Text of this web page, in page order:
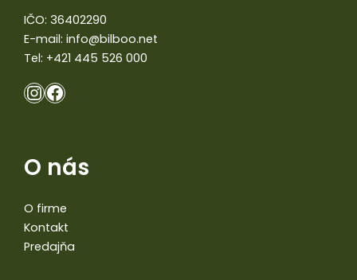
IČO: 36402290
E-mail: info@bilboo.net
Tel: +421 445 526 000
O nás
O firme
Kontakt
Predajňa